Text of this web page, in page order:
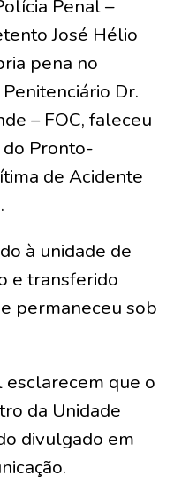
Penal –
José Hélio
pena no
Dr.
– FOC, faleceu
do Pronto-
de Acidente
à unidade de
e transferido
permaneceu sob
esclarecem que o
da Unidade
divulgado em